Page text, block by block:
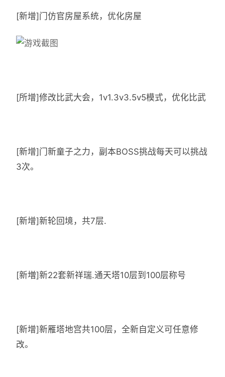
[新增]门仿官房屋系统，优化房屋
[所增]修改比武大会，1v1.3v3.5v5模式，优化比武
[新增]门新童子之力，副本BOSS挑战每天可以挑战
3次。
[新增]新轮回境，共7层.
[新増]新22套新祥瑞.通天塔10层到100层称号
[新增]新雁塔地宫共100层，全新自定义可任意修
改。